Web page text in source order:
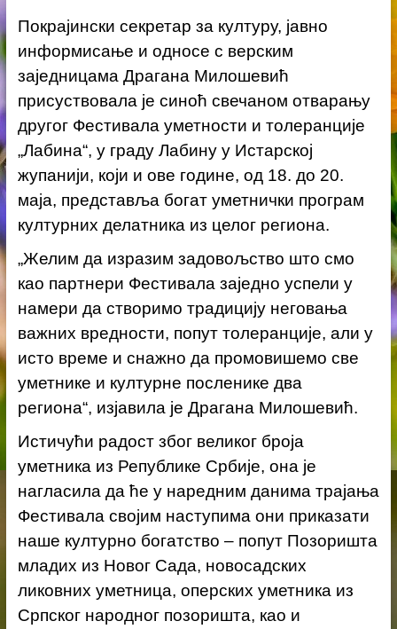
Покрајински секретар за културу, јавно
информисање и односе с верским
заједницама Драгана Милошевић
присуствовала је синоћ свечаном отварању
другог Фестивала уметности и толеранције
„Лабина“, у граду Лабину у Истарској
жупанији, који и ове године, од 18. до 20.
маја, представља богат уметнички програм
културних делатника из целог региона.
„Желим да изразим задовољство што смо
као партнери Фестивала заједно успели у
намери да створимо традицију неговања
важних вредности, попут толеранције, али у
исто време и снажно да промовишемо све
уметнике и културне посленике два
региона“, изјавила је Драгана Милошевић.
Истичући радост због великог броја
уметника из Републике Србије, она је
нагласила да ће у наредним данима трајања
Фестивала својим наступима они приказати
наше културно богатство – попут Позоришта
младих из Новог Сада, новосадских
ликовних уметница, оперских уметника из
Српског народног позоришта, као и